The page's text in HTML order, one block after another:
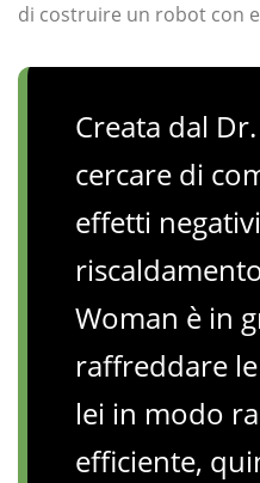
di costruire un robot con
Creata dal
cercare di
effetti
Woman è in
raffreddare
lei in modo
efficiente,